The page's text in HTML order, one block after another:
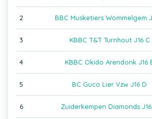
2 BBC Musketiers Wommelgem
3 KBBC T&T Turnhout J16 C
4 KBBC Okido Arendonk J16
5 BC Guco Lier Vzw J16 D
6 Zuiderkempen Diamonds